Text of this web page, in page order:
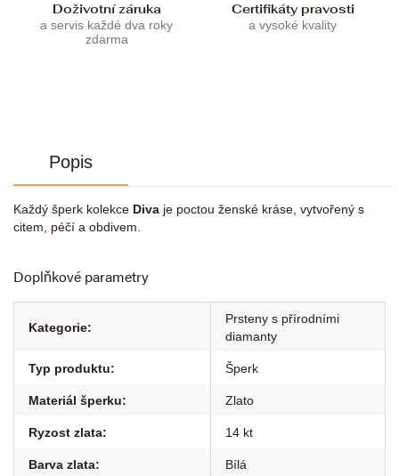
Doživotní záruka
a servis každé dva roky
zdarma
Certifikáty pravosti
a vysoké kvality
Popis
Každý šperk kolekce Diva je poctou ženské kráse, vytvořený s
citem, péčí a obdivem.
Doplňkové parametry
Kategorie:
Prsteny s přírodními
diamanty
Typ produktu: Šperk
Materiál šperku: Zlato
Ryzost zlata: 14 kt
Barva zlata: Bílá